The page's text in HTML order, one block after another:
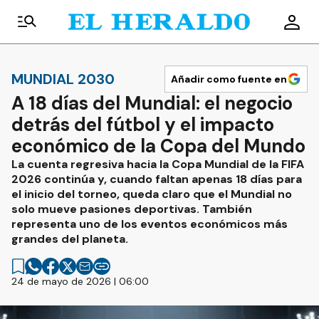
MUNDIAL 2030 Añadir como fuente en
A 18 días del Mundial: el negocio
detrás del fútbol y el impacto
económico de la Copa del Mundo
La cuenta regresiva hacia la Copa Mundial de la FIFA
2026 continúa y, cuando faltan apenas 18 días para
el inicio del torneo, queda claro que el Mundial no
solo mueve pasiones deportivas. También
representa uno de los eventos económicos más
grandes del planeta.
24 de mayo de 2026 | 06:00